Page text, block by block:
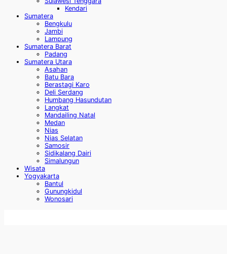
Kendari
Sumatera
Bengkulu
Jambi
Lampung
Sumatera Barat
Padang
Sumatera Utara
Asahan
Batu Bara
Berastagi Karo
Deli Serdang
Humbang Hasundutan
Langkat
Mandailing Natal
Medan
Nias
Nias Selatan
Samosir
Sidikalang Dairi
Simalungun
Wisata
Yogyakarta
Bantul
Gunungkidul
Wonosari